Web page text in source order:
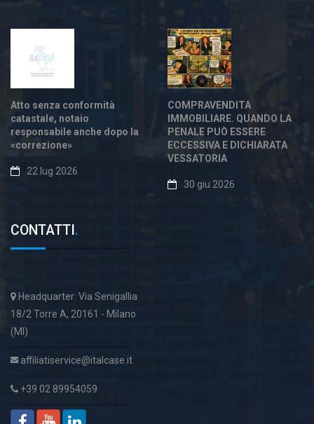
Atto senza conformità
catastale, notaio
responsabile anche dopo la
«correzione»
22 lug 2026
COMPRAVENDITA
IMMOBILIARE. QUANDO LA
PENALE PUÒ ESSERE
ECCESSIVA E DICHIARATA
VESSATORIA
30 giu 2026
CONTATTI .
Headquarter: Via Senigallia
18/2 Torre A, 20161 - Milano
(MI)
affiliatiservice@italcase.it
+39 02 89954059